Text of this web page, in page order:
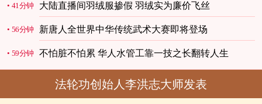
41分钟 大陆直播间羽绒服掺假 羽绒实为廉价飞丝
56分钟 新唐人全世界中华传统武术大赛即将登场
59分钟 不怕脏不怕累 华人水管工靠一技之长翻转人生
法轮功创始人李洪志大师发表